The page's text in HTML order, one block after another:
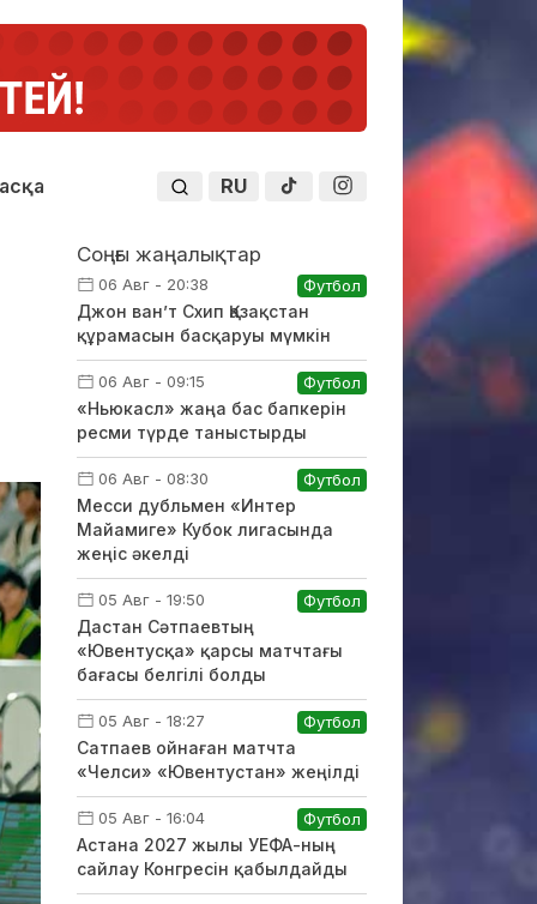
RU
Соңғы жаңалықтар
06 Авг - 20:38 Футбол
Джон ван’т Схип Қазақстан
құрамасын басқаруы мүмкін
06 Авг - 09:15 Футбол
«Ньюкасл» жаңа бас бапкерін
ресми түрде таныстырды
06 Авг - 08:30 Футбол
Месси дубльмен «Интер
Майамиге» Кубок лигасында
жеңіс әкелді
05 Авг - 19:50 Футбол
Дастан Сәтпаевтың
«Ювентусқа» қарсы матчтағы
бағасы белгілі болды
05 Авг - 18:27 Футбол
Сатпаев ойнаған матчта
«Челси» «Ювентустан» жеңілді
05 Авг - 16:04 Футбол
Астана 2027 жылы УЕФА-ның
сайлау Конгресін қабылдайды